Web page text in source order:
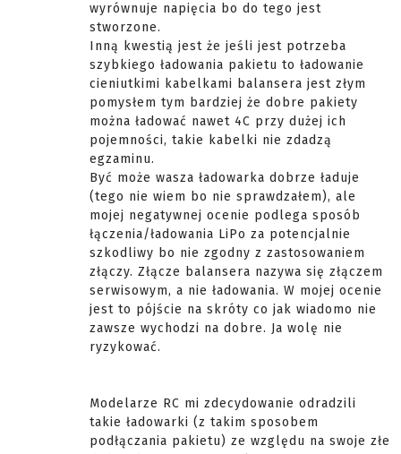
wyrównuje napięcia bo do tego jest
stworzone.
Inną kwestią jest że jeśli jest potrzeba
szybkiego ładowania pakietu to ładowanie
cieniutkimi kabelkami balansera jest złym
pomysłem tym bardziej że dobre pakiety
można ładować nawet 4C przy dużej ich
pojemności, takie kabelki nie zdadzą
egzaminu.
Być może wasza ładowarka dobrze ładuje
(tego nie wiem bo nie sprawdzałem), ale
mojej negatywnej ocenie podlega sposób
łączenia/ładowania LiPo za potencjalnie
szkodliwy bo nie zgodny z zastosowaniem
złączy. Złącze balansera nazywa się złączem
serwisowym, a nie ładowania. W mojej ocenie
jest to pójście na skróty co jak wiadomo nie
zawsze wychodzi na dobre. Ja wolę nie
ryzykować.
Modelarze RC mi zdecydowanie odradzili
takie ładowarki (z takim sposobem
podłączania pakietu) ze względu na swoje złe